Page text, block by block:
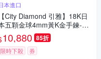
本進口
【City Diamond 引雅】18K日
五顆金球4mm黃K金手鍊-附
日本證書(東京Yuki系列)
10,880 85折
限時下殺 券